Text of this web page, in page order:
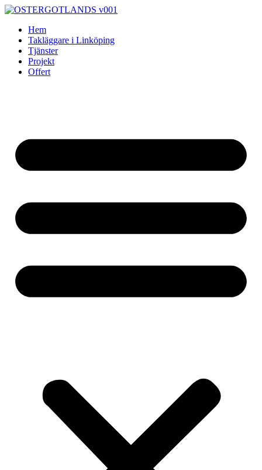
Skip
contentHem
Takläggare i Linköping
Tjänster
Projekt
Offert